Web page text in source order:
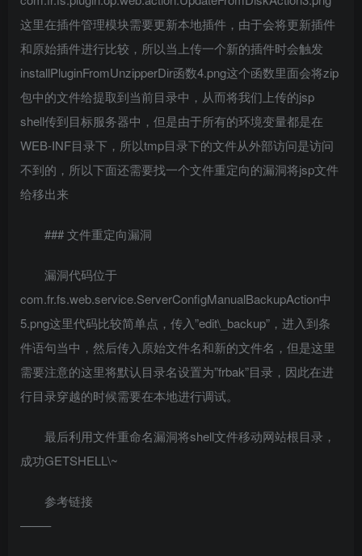
这里在插件管理模块需要更新本地插件，由于会将更新插件
和原始插件进行比较，所以当上传一个新的插件时会触发
installPluginFromUnzipperDir函数4.png这个函数里面会将zip
包中的文件给提取到当前目录中，从而将我们上传的jsp
shell传到目标服务器中，但是由于所有的环境变量都是在
WEB-INF目录下，所以tmp目录下的文件从外部访问是访问
不到的，所以下面还需要找一个文件重定向的漏洞将jsp文件
给移出来
### 文件重定向漏洞
漏洞代码位于
com.fr.fs.web.service.ServerConfigManualBackupAction中
5.png这里代码比较简单点，传入”edit\_backup”，进入到条
件语句当中，然后传入原始文件名和新的文件名，但是这里
需要注意的这里将默认目录名设置为”frbak”目录，因此在进
行目录穿越的时候需要在本地进行调试。
最后利用文件重命名漏洞将shell文件移动网站根目录，
成功GETSHELL\~
参考链接
——–